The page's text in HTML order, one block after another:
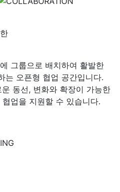
그룹으로 배치하여 활발한
는 오픈형 협업 공간입니다.
동선, 변화와 확장이 가능한
업을 지원할 수 있습니다.